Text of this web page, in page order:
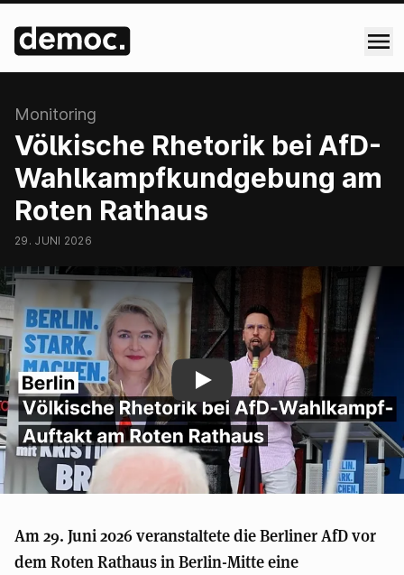
Monitoring
Völkische Rhetorik bei AfD-
Wahlkampfkundgebung am
Roten Rathaus
29. JUNI 2026
Völkische Rhetorik bei AfD-
Am 29. Juni 2026 veranstaltete die Berliner AfD vor
dem Roten Rathaus in Berlin-Mitte eine